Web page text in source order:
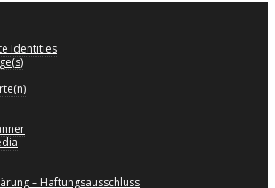
Identities
– Haftungsausschluss